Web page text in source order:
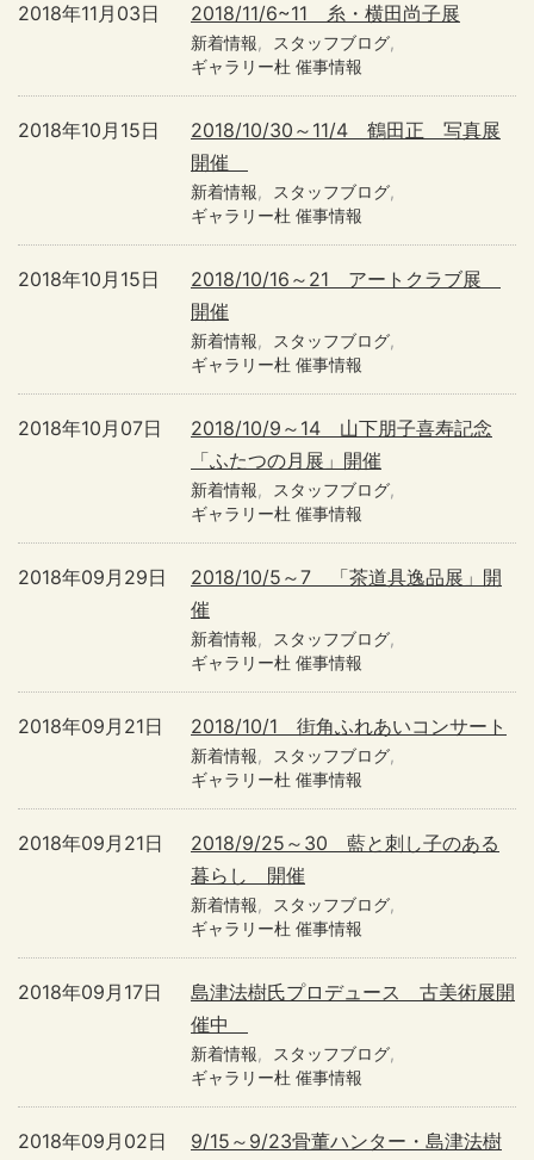
2018/11/6~11 糸・横田尚子展
2018年11月03日
新着情報
スタッフブログ
ギャラリー杜 催事情報
2018/10/30～11/4 鶴田正 写真展
開催
2018年10月15日
新着情報
スタッフブログ
ギャラリー杜 催事情報
2018/10/16～21 アートクラブ展
開催
2018年10月15日
新着情報
スタッフブログ
ギャラリー杜 催事情報
2018/10/9～14 山下朋子喜寿記念
「ふたつの月展」開催
2018年10月07日
新着情報
スタッフブログ
ギャラリー杜 催事情報
2018/10/5～7 「茶道具逸品展」開
催
2018年09月29日
新着情報
スタッフブログ
ギャラリー杜 催事情報
2018/10/1 街角ふれあいコンサート
2018年09月21日
新着情報
スタッフブログ
ギャラリー杜 催事情報
2018/9/25～30 藍と刺し子のある
暮らし 開催
2018年09月21日
新着情報
スタッフブログ
ギャラリー杜 催事情報
島津法樹氏プロデュース 古美術展開
催中
2018年09月17日
新着情報
スタッフブログ
ギャラリー杜 催事情報
9/15～9/23骨董ハンター・島津法樹
2018年09月02日